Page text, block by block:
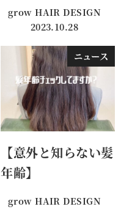
grow HAIR DESIGN
投稿日
2023.10.28
ニュース
【意外と知らない髪
年齢】
grow HAIR DESIGN